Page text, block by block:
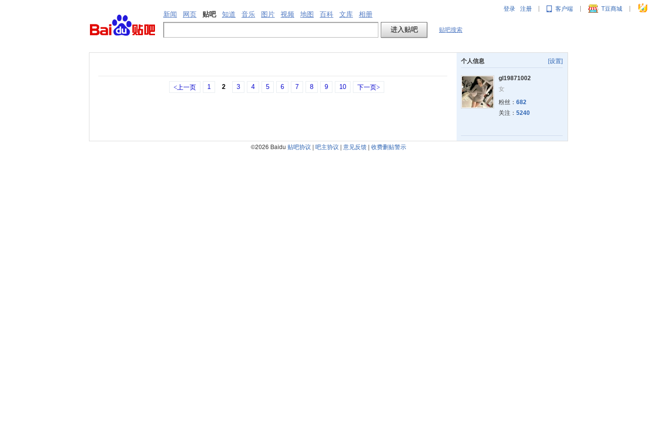
登录 注册 | 客户端 | T豆商城 |
新闻 网页 贴吧 知道 音乐 图片 视频 地图 百科 文库 相册
贴吧搜索
<上一页 1 2 3 4 5 6 7 8 9 10 下一页>
[设置]
个人信息
gl19871002
女
粉丝： 682
关注： 5240
©2026 Baidu 贴吧协议 | 吧主协议 | 意见反馈 | 收费删贴警示